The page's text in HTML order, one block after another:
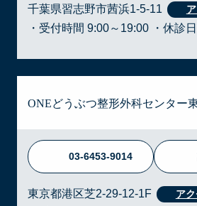
千葉県習志野市茜浜1-5-11
・受付時間 9:00～19:00 ・休診
ONEどうぶつ整形外科センター
03-6453-9014
東京都港区芝2-29-12-1F